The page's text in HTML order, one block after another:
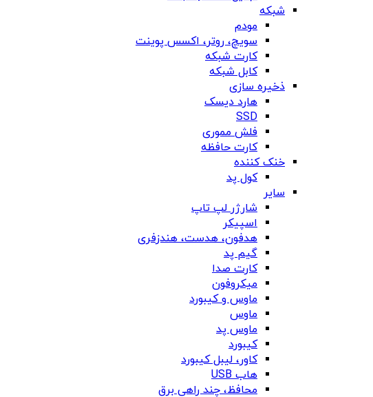
شبکه
مودم
سویچ، روتر، اکسس پوینت
کارت شبکه
کابل شبکه
ذخیره سازی
هارد دیسک
SSD
فلش مموری
کارت حافظه
خنک کننده
کول پد
سایر
شارژر لپ تاپ
اسپیکر
هدفون، هدست، هندزفری
گیم پد
کارت صدا
میکروفون
ماوس و کیبورد
ماوس
ماوس پد
کیبورد
کاور، لیبل کیبورد
هاب USB
محافظ، چند راهی برق